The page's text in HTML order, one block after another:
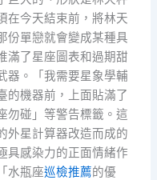
在今天結束前，將林天
份單戀就會變成某種具
滿了星座圖表和過期甜
器。「我需要星象學輔
的機器前，上面貼滿了
勿碰」等警告標籤。這
外星計算器改造而成的
具感染力的正面情緒作
水瓶座巡檢推薦的優